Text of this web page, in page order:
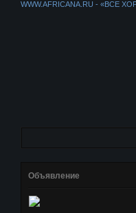
WWW.AFRICANA.RU - «ВСЕ
Объявление